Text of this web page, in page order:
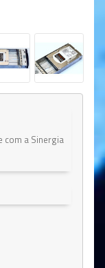
com a Sinergia